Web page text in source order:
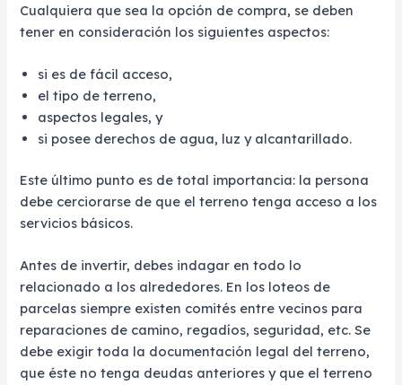
Cualquiera que sea la opción de compra, se deben
tener en consideración los siguientes aspectos:
si es de fácil acceso,
el tipo de terreno,
aspectos legales, y
si posee derechos de agua, luz y alcantarillado.
Este último punto es de total importancia: la persona
debe cerciorarse de que el terreno tenga acceso a los
servicios básicos.
Antes de invertir, debes indagar en todo lo
relacionado a los alrededores. En los loteos de
parcelas siempre existen comités entre vecinos para
reparaciones de camino, regadíos, seguridad, etc. Se
debe exigir toda la documentación legal del terreno,
que éste no tenga deudas anteriores y que el terreno